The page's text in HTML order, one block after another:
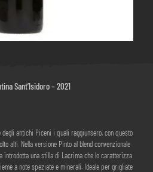
Sant’Isidoro – 2021
antichi Piceni i quali raggiunsero, con questo
alti. Nella versione Pinto al blend convenzionale
introdotta una stilla di Lacrima che lo caratterizza
a note speziate e minerali. Ideale per grigliate